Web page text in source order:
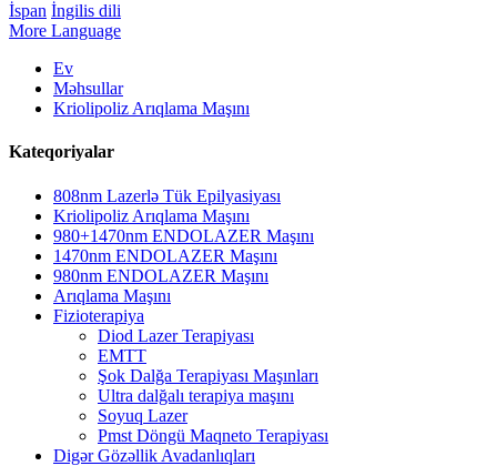
İspan İngilis dili
More Language
Ev
Məhsullar
Kriolipoliz Arıqlama Maşını
Kateqoriyalar
808nm Lazerlə Tük Epilyasiyası
Kriolipoliz Arıqlama Maşını
980+1470nm ENDOLAZER Maşını
1470nm ENDOLAZER Maşını
980nm ENDOLAZER Maşını
Arıqlama Maşını
Fizioterapiya
Diod Lazer Terapiyası
EMTT
Şok Dalğa Terapiyası Maşınları
Ultra dalğalı terapiya maşını
Soyuq Lazer
Pmst Döngü Maqneto Terapiyası
Digər Gözəllik Avadanlıqları